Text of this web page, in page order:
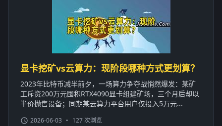
显卡挖矿vs云算力：现阶段哪种方式更划算？
2023年比特币减半前夕，一场算力争夺战悄然爆发：某矿
工斥资200万元囤积RTX4090显卡组建矿场，三个月后却以
半价抛售设备；同期某云算力平台用户仅投入5万元...
2026-06-03 • 127 次浏览